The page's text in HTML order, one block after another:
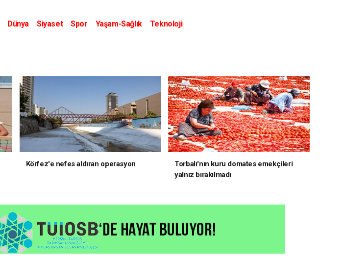
Dünya Siyaset Spor Yaşam-Sağlık
Teknoloji
Körfez'e nefes aldıran operasyon
Torbalı'nın kuru domates emekçileri
yalnız bırakılmadı